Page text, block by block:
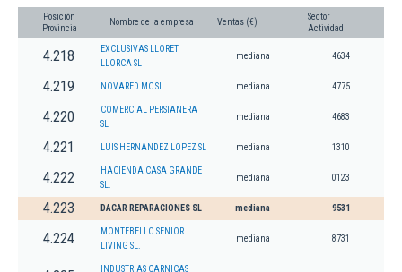
Posición
Provincia
Nombre de la empresa Ventas (€)
Sector
Actividad
4.218
EXCLUSIVAS LLORET
LLORCA SL
mediana 4634
4.219 NOVARED MC SL mediana 4775
4.220
COMERCIAL PERSIANERA
SL
mediana 4683
4.221 LUIS HERNANDEZ LOPEZ SL mediana 1310
4.222
HACIENDA CASA GRANDE
SL.
mediana 0123
4.223 DACAR REPARACIONES SL mediana 9531
4.224
MONTEBELLO SENIOR
LIVING SL.
mediana 8731
INDUSTRIAS CARNICAS